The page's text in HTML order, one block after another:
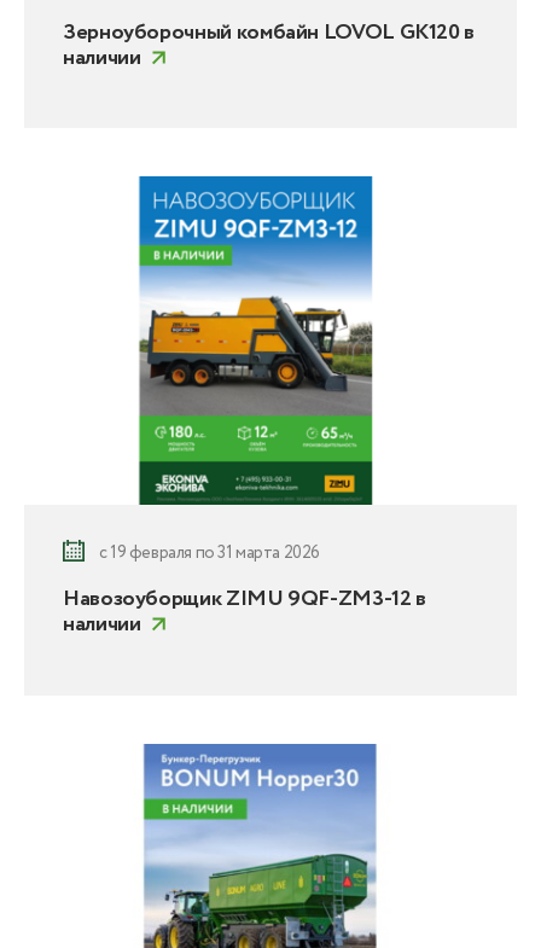
Зерноуборочный комбайн LOVOL GK120 в
наличии
с 19 февраля по 31 марта 2026
Навозоуборщик ZIMU 9QF-ZM3-12 в
наличии